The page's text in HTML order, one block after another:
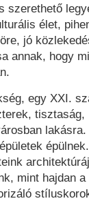
szerethető
élet,
jó
annak, hogy
egy XXI.
tisztaság,
lakásra.
mint hajdan